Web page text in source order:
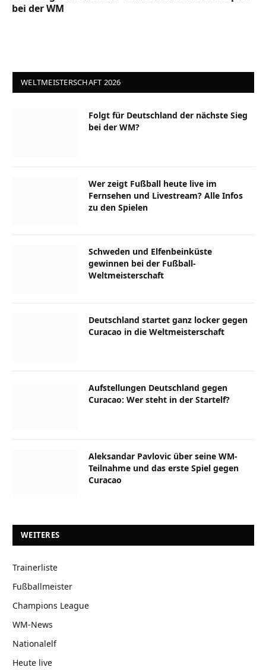
bei der WM
WELTMEISTERSCHAFT 2026
Folgt für Deutschland der nächste Sieg
bei der WM?
Wer zeigt Fußball heute live im
Fernsehen und Livestream? Alle Infos
zu den Spielen
Schweden und Elfenbeinküste
gewinnen bei der Fußball-
Weltmeisterschaft
Deutschland startet ganz locker gegen
Curacao in die Weltmeisterschaft
Aufstellungen Deutschland gegen
Curacao: Wer steht in der Startelf?
Aleksandar Pavlovic über seine WM-
Teilnahme und das erste Spiel gegen
Curacao
WEITERES
Trainerliste
Fußballmeister
Champions League
WM-News
Nationalelf
Heute live